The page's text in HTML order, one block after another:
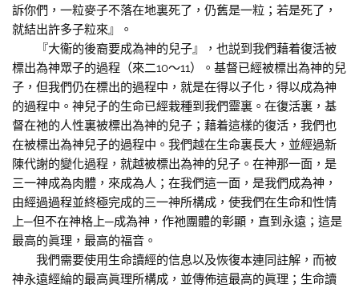
訴你們，一粒麥子不落在地裏死了，仍舊是一粒；若是死了，
就結出許多子粒來』。
『大衞的後裔要成為神的兒子』，也説到我們藉着復活被
標出為神眾子的過程（來二10～11）。基督已經被標出為神的兒
子，但我們仍在標出的過程中，就是在得以子化，得以成為神
的過程中。神兒子的生命已經栽種到我們靈裏。在復活裏，基
督在祂的人性裏被標出為神的兒子；藉着這樣的復活，我們也
在被標出為神兒子的過程中。我們越在生命裏長大，並經過新
陳代謝的變化過程，就越被標出為神的兒子。在神那一面，是
三一神成為肉體，來成為人；在我們這一面，是我們成為神，
由經過過程並終極完成的三一神所構成，使我們在生命和性情
上─但不在神格上─成為神，作祂團體的彰顯，直到永遠；這是
最高的眞理，最高的福音。
我們需要使用生命讀經的信息以及恢復本連同註解，而被
神永遠經綸的最高眞理所構成，並傳佈這最高的眞理；生命讀